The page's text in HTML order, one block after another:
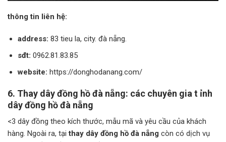
thông tin liên hệ:
address: 83 tieu la, city. đà nẵng.
sđt: 0962.81.83.85
website: https://donghodanang.com/
6. Thay dây đồng hồ đà nẵng: các chuyên gia t ỉnh
dây đồng hồ đà nẵng
<3 dây đồng theo kích thước, mẫu mã và yêu cầu của khách
hàng. Ngoài ra, tạithay dây đồng hồ đà nẵng còn có dịch vụ